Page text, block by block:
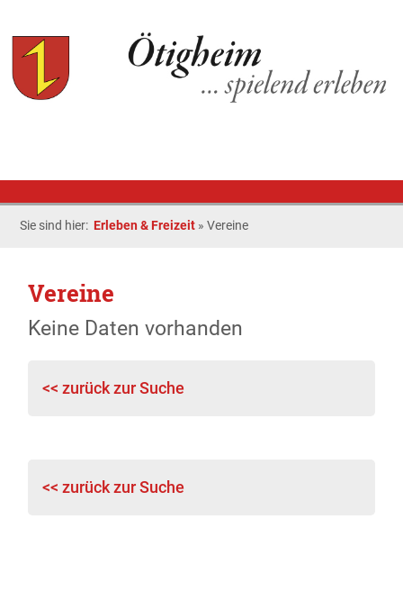
Sie sind hier: Erleben & Freizeit »Vereine
Vereine
Keine Daten vorhanden
<< zurück zur Suche
<< zurück zur Suche